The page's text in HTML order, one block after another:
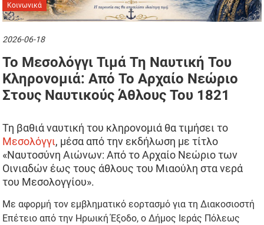
Κοινωνικά
2026-06-18
Το Μεσολόγγι Τιμά Τη Ναυτική Του
Κληρονομιά: Από Το Αρχαίο Νεώριο
Στους Ναυτικούς Άθλους Του 1821
Τη βαθιά ναυτική του κληρονομιά θα τιμήσει το
Μεσολόγγι, μέσα από την εκδήλωση με τίτλο
«Ναυτοσύνη Αιώνων: Από το Αρχαίο Νεώριο των
Οινιαδών έως τους άθλους του Μιαούλη στα νερά
του Μεσολογγίου».
Με αφορμή τον εμβληματικό εορτασμό για τη Διακοσιοστή
Επέτειο από την Ηρωική Έξοδο, ο Δήμος Ιεράς Πόλεως